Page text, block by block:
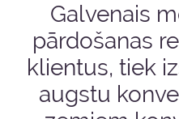
Galvenais
pārdošanas
klientus, tiek
augstu